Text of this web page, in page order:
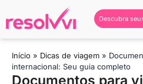
Descubra
Início » Dicas de viagem »
internacional: Seu guia completo
Documentos para